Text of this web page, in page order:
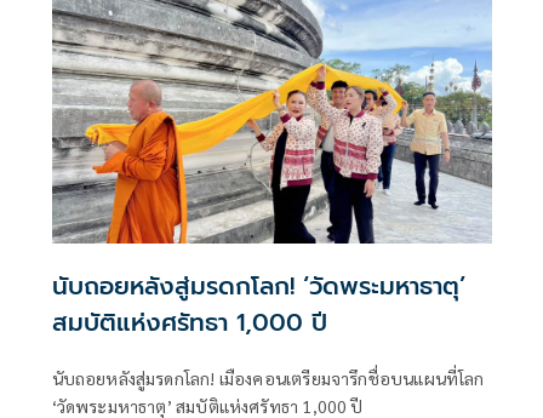
นับถอยหลังสู่มรดกโลก! ‘วัดพระมหาธาตุ’
สมบัติแห่งศรัทธา 1,000 ปี
นับถอยหลังสู่มรดกโลก! เมืองคอนเตรียมจารึกชื่อบนแผนที่โลก
‘วัดพระมหาธาตุ’ สมบัติแห่งศรัทธา 1,000 ปี